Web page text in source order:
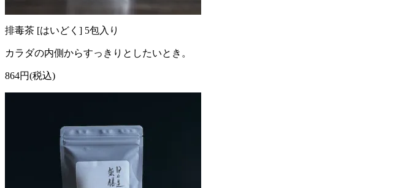
排毒茶 [はいどく] 5包入り
カラダの内側からすっきりとしたいとき。
864円(税込)